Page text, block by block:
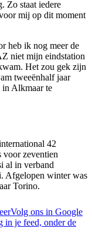
Zo staat iedere
mij op dit moment
heb ik nog meer de
niet mijn eindstation
Het zou gek zijn
tweeënhalf jaar
in Alkmaar te
42
voor zeventien
al in verband
Afgelopen winter was
Torino.
Volg ons in Google
in je feed, onder de